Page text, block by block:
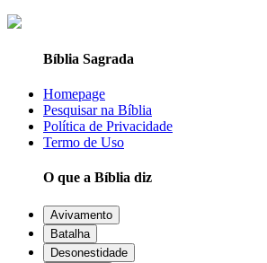
Bíblia Sagrada
Homepage
Pesquisar na Bíblia
Política de Privacidade
Termo de Uso
O que a Bíblia diz
Avivamento
Batalha
Desonestidade